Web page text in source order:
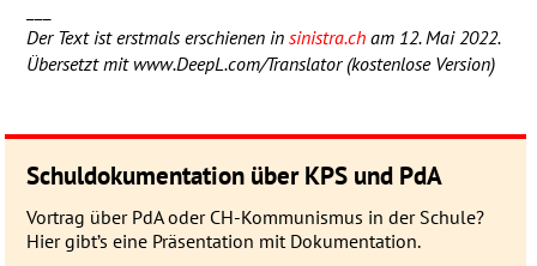
Der Text ist erstmals erschienen in sinistra.cham 12. Mai 2022.
Übersetzt mit www.DeepL.com/Translator (kostenlose Version)
Schuldokumentation über KPS und PdA
Vortrag über PdA oder CH-Kommunismus in der Schule?
Hier gibt’s eine Präsentation mit Dokumentation.